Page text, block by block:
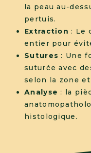
la peau au-
pertuis.
Extraction : Le
entier pour
Sutures : Une
suturée avec
selon la zone
Analyse : la
histologique.